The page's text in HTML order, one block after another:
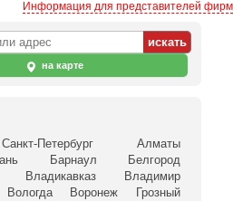
Информация для представителей фирм
на карте
Санкт-Петербург
Алматы
Барнаул
Белгород
Владикавказ
Владимир
Вологда Воронеж
Грозный